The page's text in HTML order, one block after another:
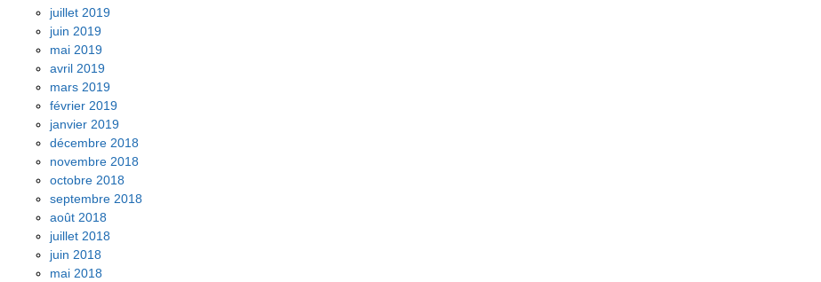
juillet 2019
juin 2019
mai 2019
avril 2019
mars 2019
février 2019
janvier 2019
décembre 2018
novembre 2018
octobre 2018
septembre 2018
août 2018
juillet 2018
juin 2018
mai 2018